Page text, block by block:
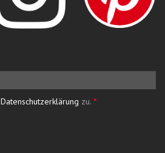
Datenschutzerklärung zu. *